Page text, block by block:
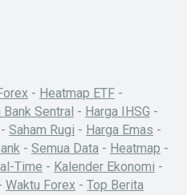
- Heatmap ETF -
Bank Sentral - Harga IHSG -
- Saham Rugi - Harga Emas -
- Semua Data - Heatmap -
Time - Kalender Ekonomi -
Waktu Forex - Top Berita